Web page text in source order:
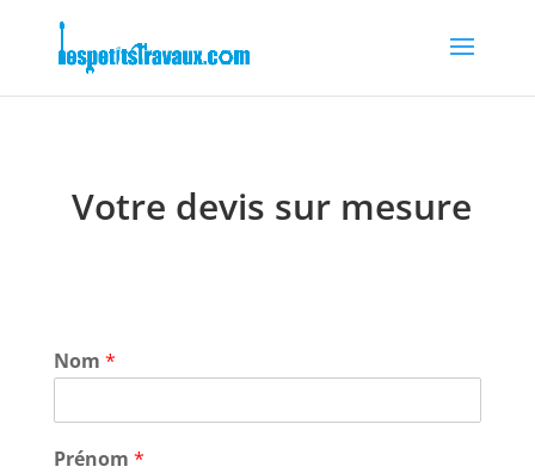
Votre devis sur mesure
Nom *
Prénom *